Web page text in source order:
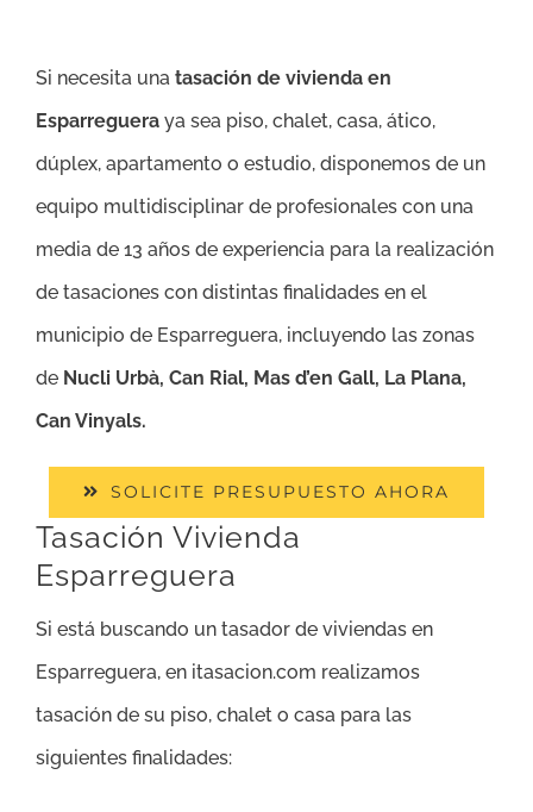
Si necesita una tasación de vivienda en
Esparreguera ya sea piso, chalet, casa, ático,
dúplex, apartamento o estudio, disponemos de un
equipo multidisciplinar de profesionales con una
media de 13 años de experiencia para la realización
de tasaciones con distintas finalidades en el
municipio de Esparreguera, incluyendo las zonas
de Nucli Urbà, Can Rial, Mas d’en Gall, La Plana,
Can Vinyals.
SOLICITE PRESUPUESTO AHORA
Tasación Vivienda
Esparreguera
Si está buscando un tasador de viviendas en
Esparreguera, en itasacion.com realizamos
tasación de su piso, chalet o casa para las
siguientes finalidades: